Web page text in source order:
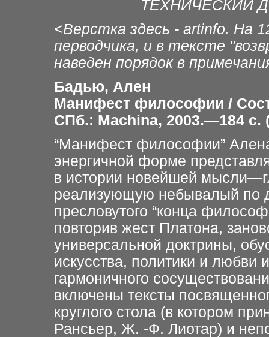
ТЕХНИЧЕСКИЙ
<Верстка здесь - artinfo. На
перводчика, и в тексте
наведен порядок в
Бадью, Ален
Манифест философии /
СПб.: Machina, 2003.—184 с.
“Манифест философии”
энергичной форме
в истории новейшей
реализующую небывалый по
пресловутого “конца
повторив жест Платона,
универсальной доктрины,
искусства, политики и
гармоничного
включены тексты
круглого стола (в котором
Рансьер, Ж. -Ф. Лиотар) и